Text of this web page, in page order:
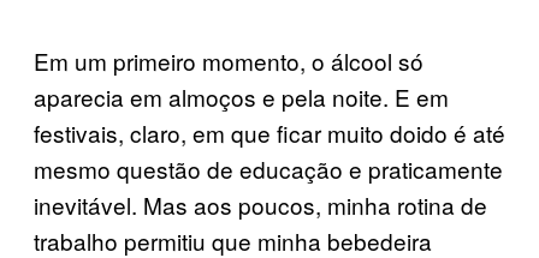
Em um primeiro momento, o álcool só
aparecia em almoços e pela noite. E em
festivais, claro, em que ficar muito doido é até
mesmo questão de educação e praticamente
inevitável. Mas aos poucos, minha rotina de
trabalho permitiu que minha bebedeira